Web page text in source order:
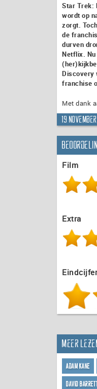
Star Trek:
wordt op
zorgt.
de
durven
Netflix. Nu
Discovery
franchise
Met dank
19
Film
Extra
Eindcijfer
Meer
Adam Kane
David